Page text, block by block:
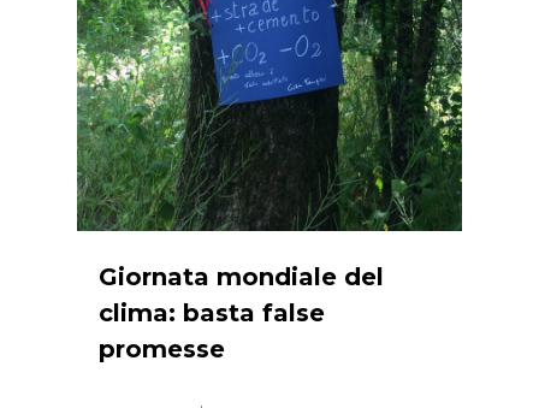
Giornata mondiale del
clima: basta false
promesse